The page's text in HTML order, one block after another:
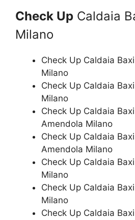
Check Up Caldaia
Milano
Check Up Caldaia
Milano
Check Up Caldaia
Milano
Check Up Caldaia
Amendola Milano
Check Up Caldaia
Amendola Milano
Check Up Caldaia
Milano
Check Up Caldaia
Milano
Check Up Caldaia